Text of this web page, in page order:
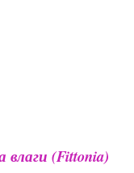
(Fittonia)